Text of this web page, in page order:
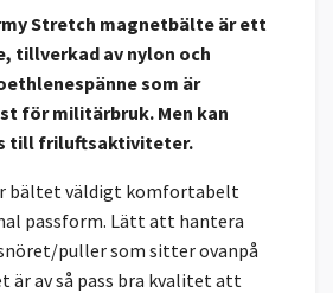
Stretch magnetbälte är ett
tillverkad av nylon och
som är
för militärbruk. Men kan
till friluftsaktiviteter.
bältet väldigt komfortabelt
passform. Lätt att hantera
puller som sitter ovanpå
är av så pass bra kvalitet att